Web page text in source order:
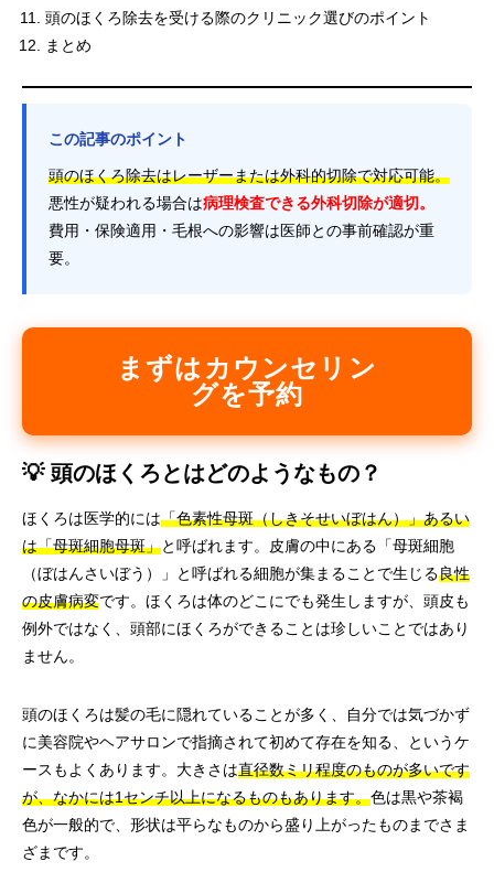
頭のほくろ除去を受ける際のクリニック選びのポイント
まとめ
この記事のポイント
頭のほくろ除去はレーザーまたは外科的切除で対応可能。
悪性が疑われる場合は病理検査できる外科切除が適切。
費用・保険適用・毛根への影響は医師との事前確認が重
要。
まずはカウンセリン
グを予約
💡 頭のほくろとはどのようなもの？
ほくろは医学的には「色素性母斑（しきそせいぼはん）」あるい
は「母斑細胞母斑」と呼ばれます。皮膚の中にある「母斑細胞
（ぼはんさいぼう）」と呼ばれる細胞が集まることで生じる良性
の皮膚病変です。ほくろは体のどこにでも発生しますが、頭皮も
例外ではなく、頭部にほくろができることは珍しいことではあり
ません。
頭のほくろは髪の毛に隠れていることが多く、自分では気づかず
に美容院やヘアサロンで指摘されて初めて存在を知る、というケ
ースもよくあります。大きさは直径数ミリ程度のものが多いです
が、なかには1センチ以上になるものもあります。色は黒や茶褐
色が一般的で、形状は平らなものから盛り上がったものまでさま
ざまです。